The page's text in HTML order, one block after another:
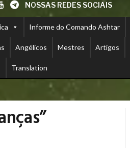
NOSSAS REDES SOCIAIS
Informe do Comando Ashtar
Angélicos Mestres Artigos
Translation